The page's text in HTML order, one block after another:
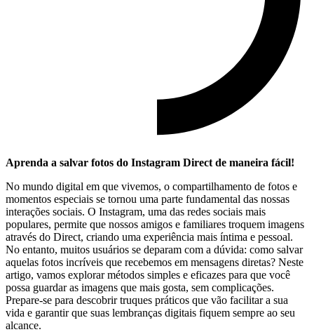
Aprenda a salvar fotos do Instagram Direct de maneira fácil!
No mundo digital em que vivemos, o compartilhamento de fotos e⁢
momentos especiais se tornou uma parte ‍fundamental das nossas
interações sociais. O Instagram, uma das redes sociais mais
⁤populares, ⁣permite que nossos amigos e familiares troquem imagens
através do⁣ Direct, criando​ uma experiência mais íntima e pessoal.
No entanto, muitos usuários se deparam com a dúvida: como salvar
⁢aquelas fotos incríveis que recebemos em mensagens diretas? Neste
artigo, vamos explorar métodos simples e eficazes para⁢ que você
possa guardar as imagens que ​mais ‍gosta, sem complicações.
Prepare-se para descobrir truques práticos que vão facilitar a sua
vida e garantir que suas lembranças digitais fiquem sempre ao seu
alcance.